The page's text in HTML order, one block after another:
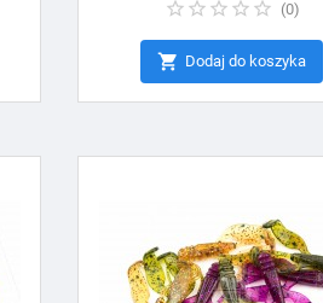
(0)
 Dodaj do koszyka